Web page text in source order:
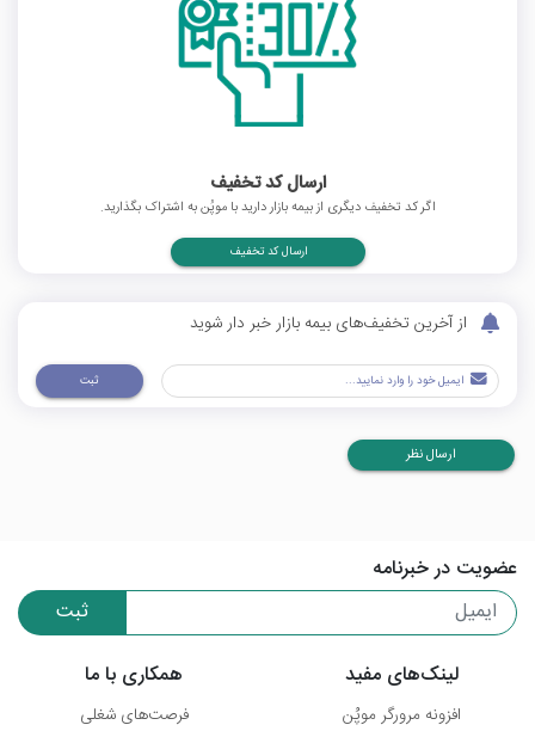
ارسال کد تخفیف
اگر کد تخفیف دیگری از بیمه بازار دارید با موپُن به اشتراک بگذارید.
ارسال کد تخفیف
از آخرین تخفیف‌های بیمه بازار خبر دار شوید
ثبت
ارسال نظر
عضویت در خبرنامه
ثبت
لینک‌های مفید
افزونه مرورگر موپُن
همکاری با ما
فرصت‌های شغلی